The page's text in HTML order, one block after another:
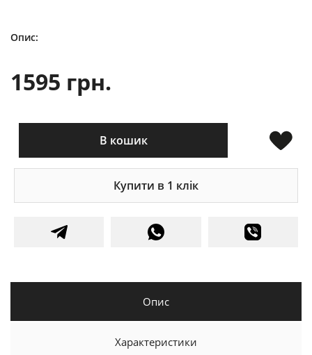
Опис:
1595 грн.
В кошик
Купити в 1 клік
Опис
Характеристики